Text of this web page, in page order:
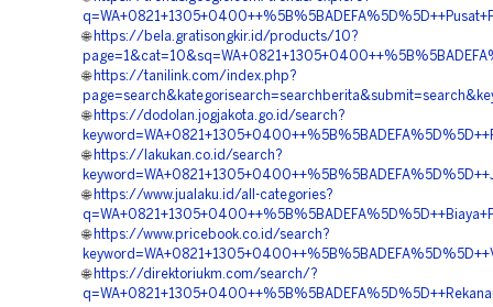
🌐 https://bela.gratisongkir.id/products/10?
🌐 https://tanilink.com/index.php?
🌐 https://dodolan.jogjakota.go.id/search?
🌐 https://lakukan.co.id/search?
🌐 https://www.jualaku.id/all-categories?
🌐 https://www.pricebook.co.id/search?
🌐 https://direktoriukm.com/search/?